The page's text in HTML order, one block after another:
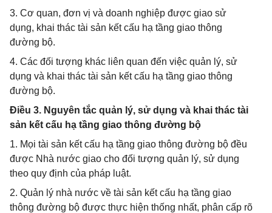
3. Cơ quan, đơn vị và doanh nghiệp được giao sử
dụng, khai thác tài sản kết cấu hạ tầng giao thông
đường bộ.
4. Các đối tượng khác liên quan đến việc quản lý, sử
dụng và khai thác tài sản kết cấu hạ tầng giao thông
đường bộ.
Điều 3. Nguyên tắc quản lý, sử dụng và khai thác tài
sản kết cấu hạ tầng giao thông đường bộ
1. Mọi tài sản kết cấu hạ tầng giao thông đường bộ đều
được Nhà nước giao cho đối tượng quản lý, sử dụng
theo quy định của pháp luật.
2. Quản lý nhà nước về tài sản kết cấu hạ tầng giao
thông đường bộ được thực hiện thống nhất, phân cấp rõ